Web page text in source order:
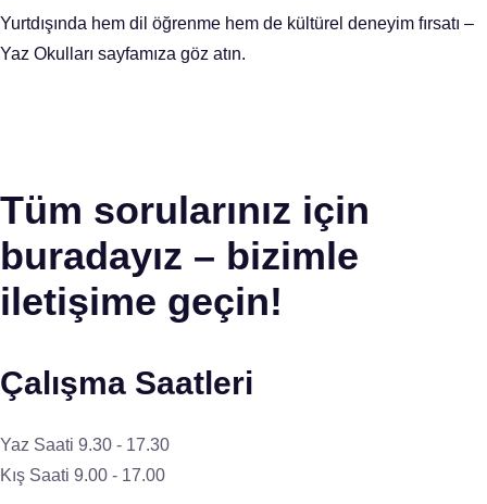
Yurtdışında hem dil öğrenme hem de kültürel deneyim fırsatı –
Yaz Okulları sayfamıza göz atın.
Tüm sorularınız için
buradayız – bizimle
iletişime geçin!
Çalışma Saatleri
Yaz Saati 9.30 - 17.30
Kış Saati 9.00 - 17.00